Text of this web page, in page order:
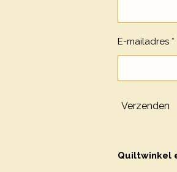
E-mailadres *
Verzenden
Quiltwinkel